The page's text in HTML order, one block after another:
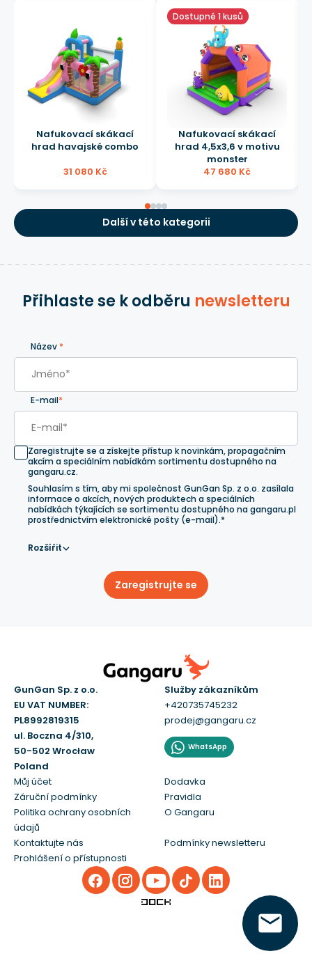
Nafukovací skákací
hrad havajské combo
31 080 Kč
Dostupné 1 kusů
Nafukovací skákací
hrad 4,5x3,6 v motivu
monster
47 680 Kč
Další v této kategorii
Přihlaste se k odběru newsletteru
Název *
E-mail*
Zaregistrujte se a získejte přístup k novinkám, propagačním
akcím a speciálním nabídkám sortimentu dostupného na
gangaru.cz.
Souhlasím s tím, aby mi společnost GunGan Sp. z o.o. zasílala
informace o akcích, nových produktech a speciálních
nabídkách týkajících se sortimentu dostupného na gangaru.pl
prostřednictvím elektronické pošty (e-mail).*
Rozšířit
Zaregistrujte se
GunGan Sp. z o.o.
EU VAT NUMBER:
PL8992819315
ul. Boczna 4/310,
50-502 Wrocław
Poland
Služby zákazníkům
+420735745232
prodej@gangaru.cz
WhatsApp
Můj účet
Dodavka
Záruční podmínky
Pravidla
Politika ochrany osobních
údajů
O Gangaru
Kontaktujte nás
Podmínky newsletteru
Prohlášení o přístupnosti
